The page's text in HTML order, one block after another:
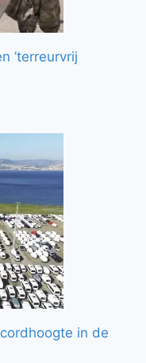
’terreurvrij
in de